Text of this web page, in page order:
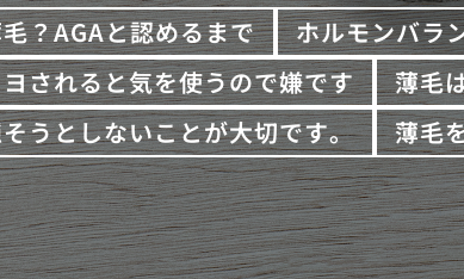
？AGAと認めるまで ホルモンバラ
されると気を使うので嫌です
薄毛
うとしないことが大切です。
薄毛